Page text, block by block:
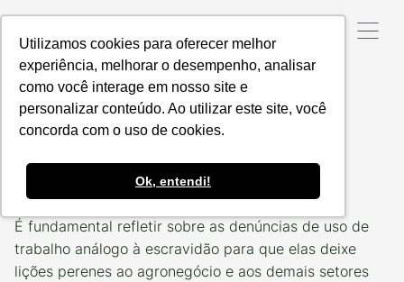
Utilizamos cookies para oferecer melhor
experiência, melhorar o desempenho, analisar
como você interage em nosso site e
personalizar conteúdo. Ao utilizar este site, você
concorda com o uso de cookies.
Ok, entendi!
Data da Postagem:06/03/2023Categoria:
RESPONSÁVEIS
O que fazer diante do
vinho derramado
É fundamental refletir sobre as denúncias de uso de
trabalho análogo à escravidão para que elas deixe
lições perenes ao agronegócio e aos demais setores